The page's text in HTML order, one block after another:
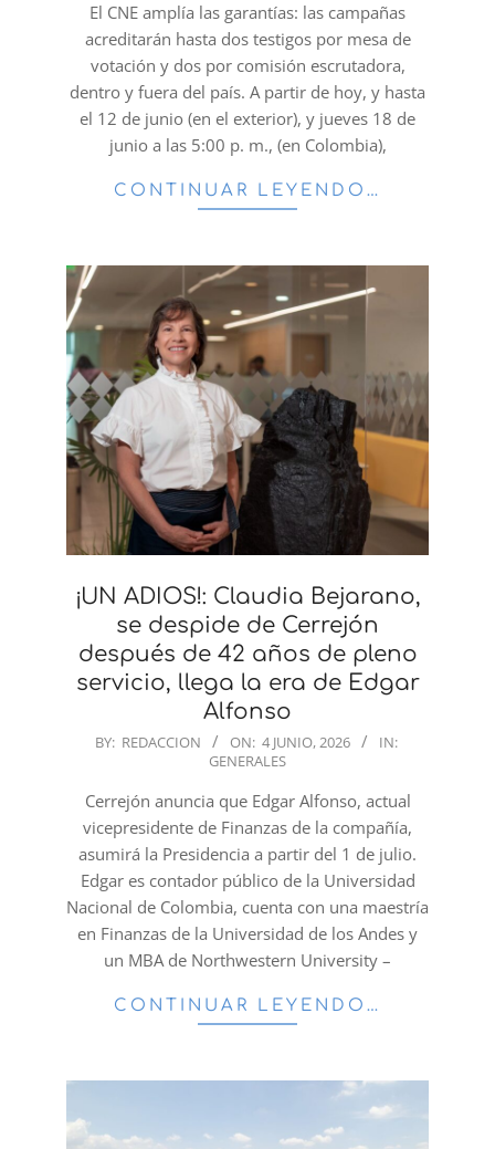
El CNE amplía las garantías: las campañas
acreditarán hasta dos testigos por mesa de
votación y dos por comisión escrutadora,
dentro y fuera del país. A partir de hoy, y hasta
el 12 de junio (en el exterior), y jueves 18 de
junio a las 5:00 p. m., (en Colombia),
CONTINUAR LEYENDO…
¡UN ADIOS!: Claudia Bejarano,
se despide de Cerrejón
después de 42 años de pleno
servicio, llega la era de Edgar
Alfonso
2026-
BY: REDACCION ON: 4 JUNIO, 2026
IN:
GENERALES
Cerrejón anuncia que Edgar Alfonso, actual
vicepresidente de Finanzas de la compañía,
asumirá la Presidencia a partir del 1 de julio.
Edgar es contador público de la Universidad
Nacional de Colombia, cuenta con una maestría
en Finanzas de la Universidad de los Andes y
un MBA de Northwestern University –
CONTINUAR LEYENDO…